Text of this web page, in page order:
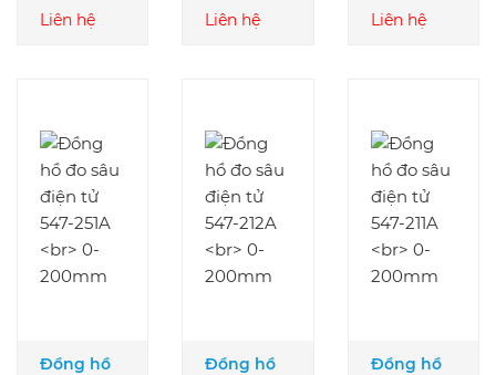
570
Liên hệ
571
Liên hệ
547-252A
Liên hệ
Đồng hồ
Đồng hồ
Đồng hồ